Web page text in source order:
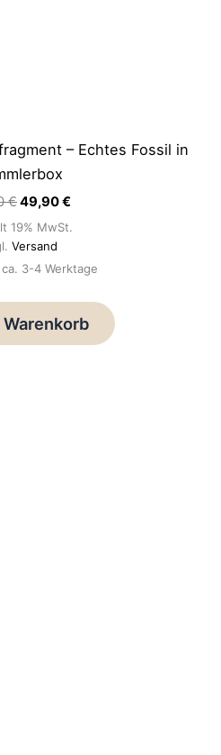
– Echtes Fossil in
€49,90€
19% MwSt.
Versand
3-4 Werktage